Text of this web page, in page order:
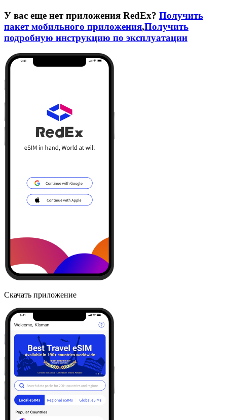
У вас еще нет приложения RedEx? Получить
пакет мобильного приложения,Получить
подробную инструкцию по эксплуатации
Скачать приложение